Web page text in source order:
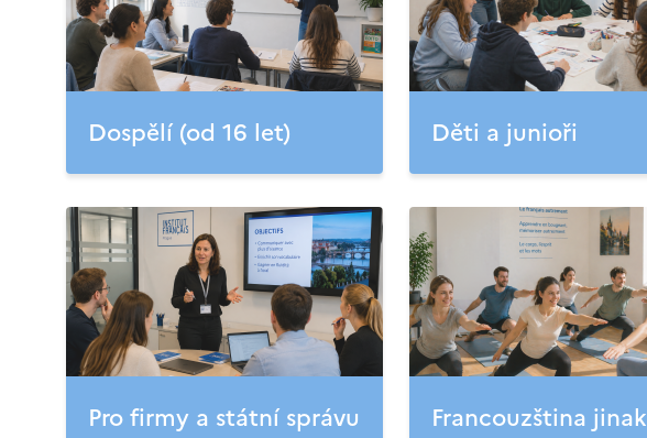
Dospělí (od 16 let) Děti a junioři
Pro firmy a státní správu Francouzština jinak